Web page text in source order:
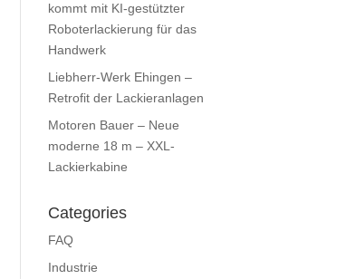
kommt mit KI-gestützter
Roboterlackierung für das
Handwerk
Liebherr-Werk Ehingen –
Retrofit der Lackieranlagen
Motoren Bauer – Neue
moderne 18 m – XXL-
Lackierkabine
Categories
FAQ
Industrie